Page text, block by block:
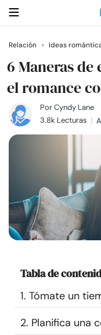
Buscar
Casarse
Relaciones
Ayuda
Cursos
Recursos
Comunidad
Relación › Ideas
6 Maneras
el romance
PorCyndy Lane
3.8k Lecturas
Tabla de
1. Tómate un
2. Planifica una